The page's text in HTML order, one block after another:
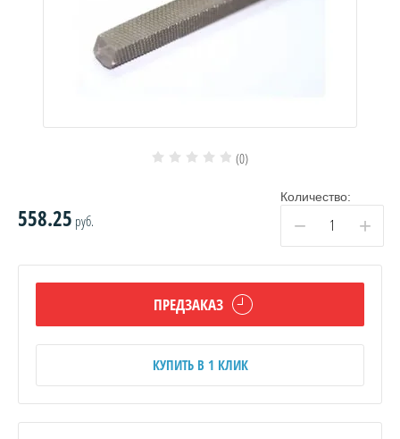
(0)
558.25 руб.
Количество:
− +
ПРЕДЗАКАЗ
КУПИТЬ В 1 КЛИК